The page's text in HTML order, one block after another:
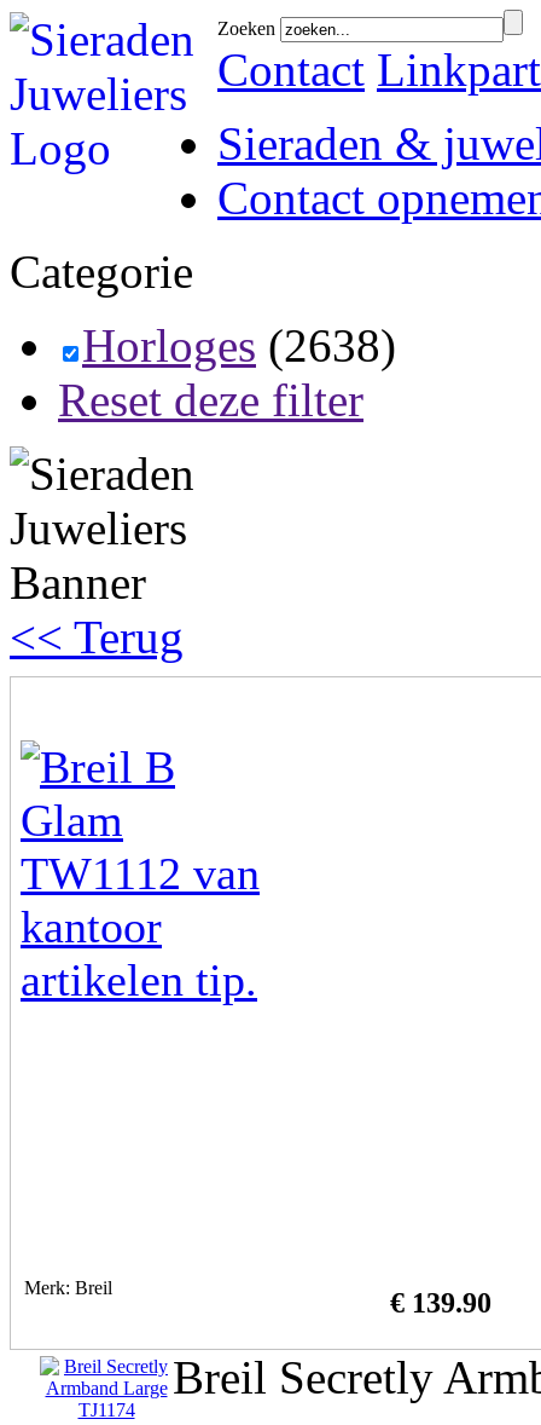
Zoeken
Contact
Sieraden &
Contact
Categorie
Horloges (2638)
Reset deze filter
<< Terug
Merk: Breil € 139.90
Breil Secretly